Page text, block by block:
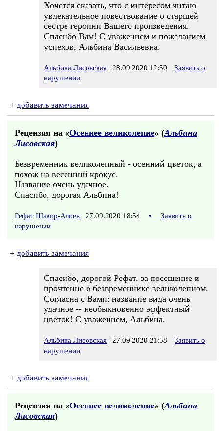
Хочется сказать, что с интересом читаю
увлекательное повествование о старшей
сестре героини Вашего произведения.
Спасибо Вам! С уважением и пожеланием
успехов, Альбина Васильевна.
Альбина Лисовская 28.09.2020 12:50
Заявить о
нарушении
+ добавить замечания
Рецензия на «Осеннее великолепие» (Альбина
Лисовская)
Безвременник великолепный - осенний цветок, а
похож на весенний крокус.
Название очень удачное.
Спасибо, дорогая Альбина!
Рефат Шакир-Алиев 27.09.2020 18:54 •
Заявить о
нарушении
+ добавить замечания
Спасибо, дорогой Рефат, за посещение и
прочтение о безвременнике великолепном.
Согласна с Вами: название вида очень
удачное -- необыкновенно эффектный
цветок! С уважением, Альбина.
Альбина Лисовская 27.09.2020 21:58
Заявить о
нарушении
+ добавить замечания
Рецензия на «Осеннее великолепие» (Альбина
Лисовская)